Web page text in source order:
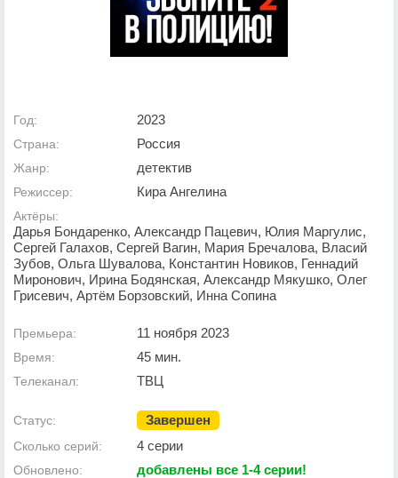
Год: 2023
Страна: Россия
Жанр: детектив
Режиссер: Кира Ангелина
Актёры:
Дарья Бондаренко, Александр Пацевич, Юлия Маргулис,
Сергей Галахов, Сергей Вагин, Мария Бречалова, Власий
Зубов, Ольга Шувалова, Константин Новиков, Геннадий
Миронович, Ирина Бодянская, Александр Мякушко, Олег
Грисевич, Артём Борзовский, Инна Сопина
Премьера: 11 ноября 2023
Время: 45 мин.
Телеканал: ТВЦ
Статус: Завершен
Сколько серий: 4 серии
Обновлено: добавлены все 1-4 серии!